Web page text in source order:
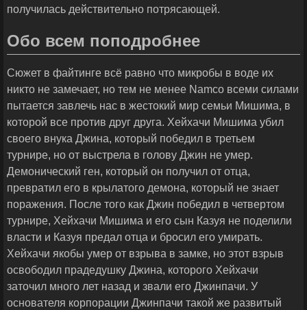
получилась действительно потрясающей.
Обо всем поподробнее
Сюжет в файтинге всё равно что микробы в воде их
никто не замечает, но тем не менее Namco всеми силами
пытается завлечь нас в жестокий мир семьи Мишима, в
которой все против друг друга. Хейхачи Мишима убил
своего внука Джина, который победил в третьем
турнире, но от выстрела в голову Джин не умер.
Демонический ген, который он получил от отца,
превратил его в крылатого демона, который не знает
поражения. После того как Джин победил в четвертом
турнире, Хейхачи Мишима и его сын Казуя не поделили
власти и Казуя предал отца и бросил его умирать.
Хейхачи якобы умер от взрыва в замке, но этот взрыв
освободил прадедушку Джина, которого Хейхачи
заточил много лет назад и звали его Джинпачи. У
основателя корпорации Джинпачи такой же развитый